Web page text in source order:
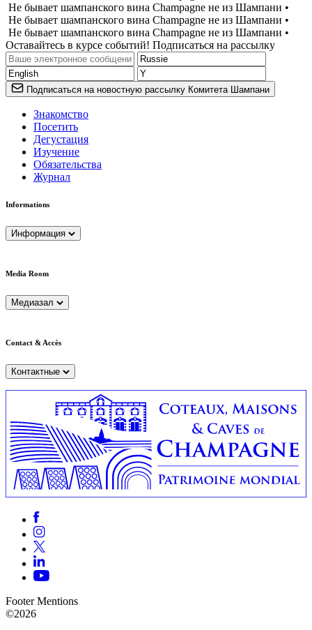
Не бывает шампанского вина Champagne не из Шампани •
Не бывает шампанского вина Champagne не из Шампани •
Не бывает шампанского вина Champagne не из Шампани •
Оставайтесь в курсе событий! Подписаться на рассылку
Подписаться на новостную рассылку Комитета Шампани
Знакомство
Посетить
Дегустация
Изучение
Обязательства
Журнал
Informations
Информация
Media Room
Медиазал
Contact & Accès
Контактные
Footer Mentions
©2026